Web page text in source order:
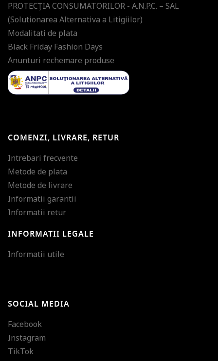
PROTECŢIA CONSUMATORILOR - A.N.P.C. – SAL
(Solutionarea Alternativa a Litigiilor)
Modalitati de plata
Black Friday Fashion Days
Anunturi rechemare produse
COMENZI, LIVRARE, RETUR
Intrebari frecvente
Metode de plata
Metode de livrare
Informatii garantii
Informatii retur
INFORMATII LEGALE
Informatii utile
SOCIAL MEDIA
Facebook
Instagram
TikTok